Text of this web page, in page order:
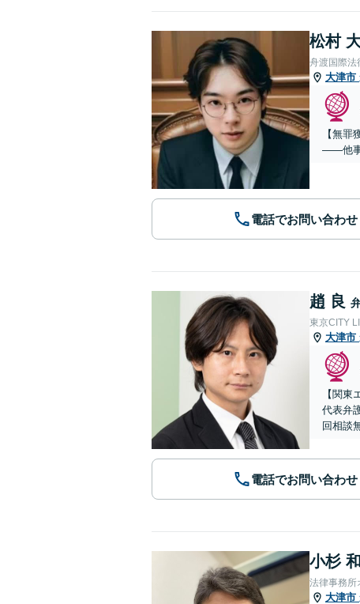
松村
舟渡国際法
大津市
【無
——他事
電話でお問い合わせ
趙 良
東京CITY
大津市
【関
代表弁
回相談
電話でお問い合わせ
小杉 和
法律事務所
大津市